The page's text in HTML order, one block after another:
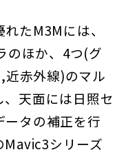
たM3Mには、
のほか、4つ(グ
近赤外線)のマル
天面には日照セ
ータの補正を行
Mavic3シリーズ